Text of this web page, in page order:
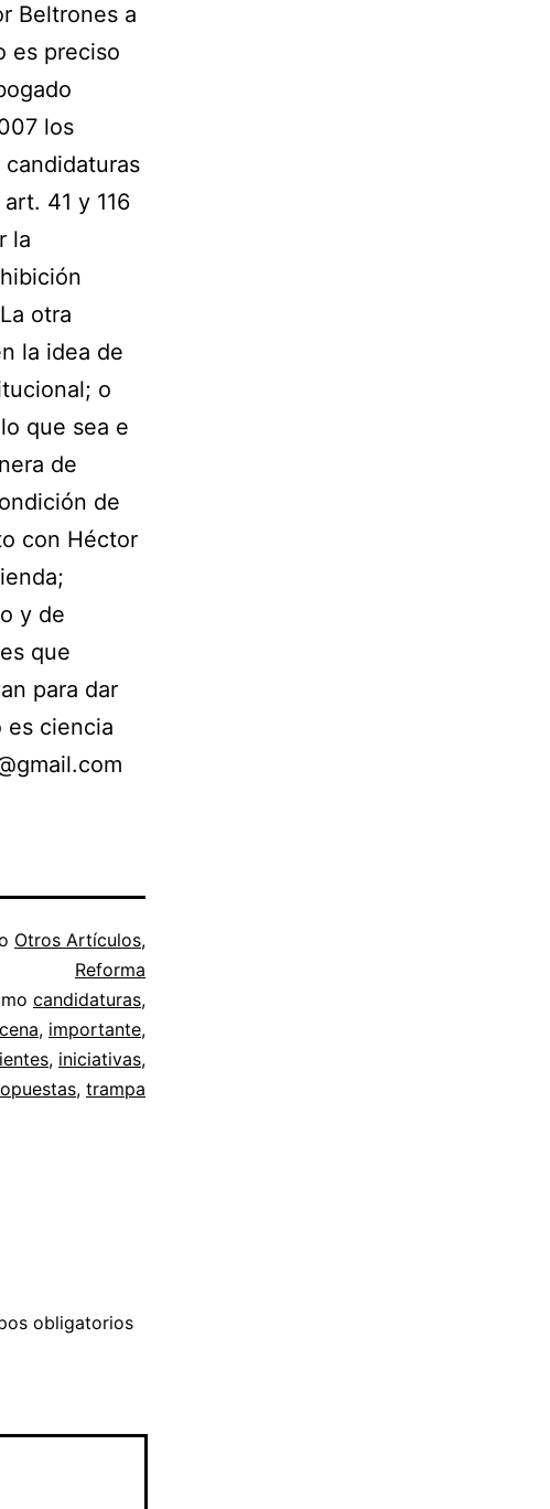
Beltrones a
es preciso
los
41 y 116
la
otra
la idea de
o
que sea e
de
de
con Héctor
y de
que
para dar
es ciencia
Otros Artículos,
Reforma
candidaturas,
, importante,
, iniciativas,
, trampa
obligatorios